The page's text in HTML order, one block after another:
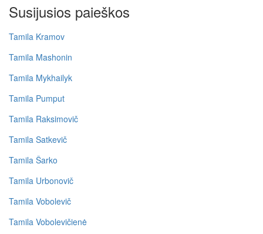
Susijusios paieškos
Tamila Kramov
Tamila Mashonin
Tamila Mykhailyk
Tamila Pumput
Tamila Raksimovič
Tamila Satkevič
Tamila Šarko
Tamila Urbonovič
Tamila Vobolevič
Tamila Vobolevičienė